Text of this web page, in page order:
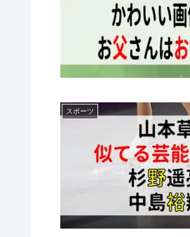
スポーツ